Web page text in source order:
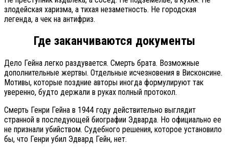
злодейская харизма, а тихая незаметность. Не городская
легенда, а чек на антифриз.
Где заканчиваются документы
Дело Гейна легко раздувается. Смерть брата. Возможные
дополнительные жертвы. Отдельные исчезновения в Висконсине.
Мотивы, которые поздние авторы иногда формулируют так
уверенно, будто держали в руках полный протокол.
Смерть Генри Гейна в 1944 году действительно выглядит
странной в последующей биографии Эдварда. Но официально ее
не признали убийством. Судебного решения, которое установило
бы, что Генри убил Эдвард Гейн, нет.